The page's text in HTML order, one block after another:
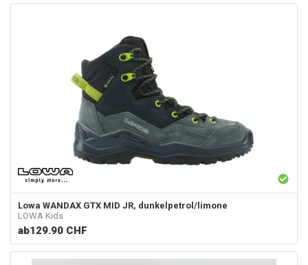
Lowa WANDAX GTX MID JR, dunkelpetrol/limone
LOWA Kids
ab129.90 CHF